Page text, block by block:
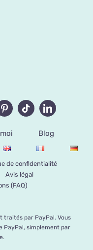
Blog
de confidentialité
Avis légal
(FAQ)
traités par PayPal. Vous
PayPal, simplement par